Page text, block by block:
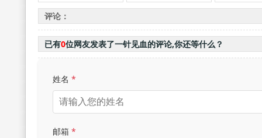
评论：
已有0位网友发表了一针见血的评论,你还等什么？
姓名 *
邮箱 *